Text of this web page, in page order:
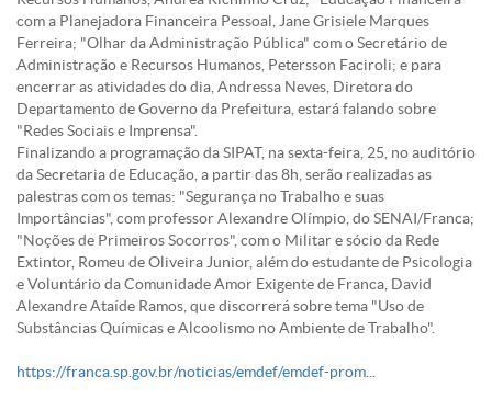
com a Planejadora Financeira Pessoal, Jane Grisiele Marques
Ferreira; "Olhar da Administração Pública" com o Secretário de
Administração e Recursos Humanos, Petersson Faciroli; e para
encerrar as atividades do dia, Andressa Neves, Diretora do
Departamento de Governo da Prefeitura, estará falando sobre
"Redes Sociais e Imprensa".
Finalizando a programação da SIPAT, na sexta-feira, 25, no auditório
da Secretaria de Educação, a partir das 8h, serão realizadas as
palestras com os temas: "Segurança no Trabalho e suas
Importâncias", com professor Alexandre Olímpio, do SENAI/Franca;
"Noções de Primeiros Socorros", com o Militar e sócio da Rede
Extintor, Romeu de Oliveira Junior, além do estudante de Psicologia
e Voluntário da Comunidade Amor Exigente de Franca, David
Alexandre Ataíde Ramos, que discorrerá sobre tema "Uso de
Substâncias Químicas e Alcoolismo no Ambiente de Trabalho".
https://franca.sp.gov.br/noticias/emdef/emdef-prom...